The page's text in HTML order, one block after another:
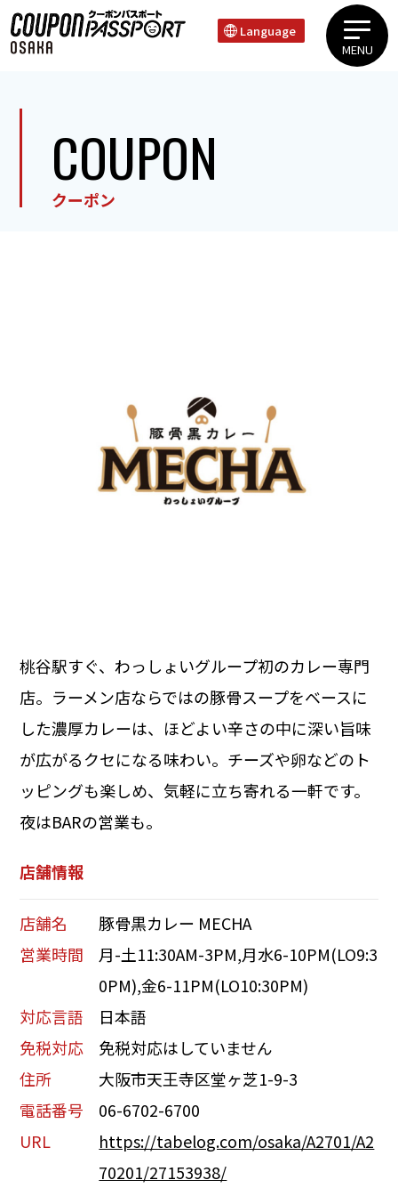
Language
MENU
COUPON
クーポン
桃谷駅すぐ、わっしょいグループ初のカレー専門
店。ラーメン店ならではの豚骨スープをベースに
した濃厚カレーは、ほどよい辛さの中に深い旨味
が広がるクセになる味わい。チーズや卵などのト
ッピングも楽しめ、気軽に立ち寄れる一軒です。
夜はBARの営業も。
店舗情報
店舗名
豚骨黒カレー MECHA
営業時間
月-土11:30AM-3PM,月水6-10PM(LO9:3
0PM),金6-11PM(LO10:30PM)
対応言語
日本語
免税対応
免税対応はしていません
住所
大阪市天王寺区堂ヶ芝1-9-3
電話番号
06-6702-6700
URL
https://tabelog.com/osaka/A2701/A2
70201/27153938/